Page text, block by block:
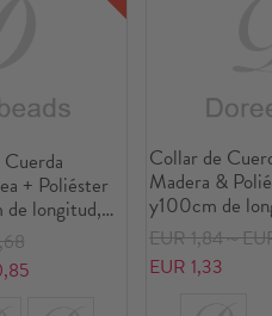
+ Poliéster
longitud,
Collar de
Madera &
y100cm de
EUR 1,84～
EUR 1,33